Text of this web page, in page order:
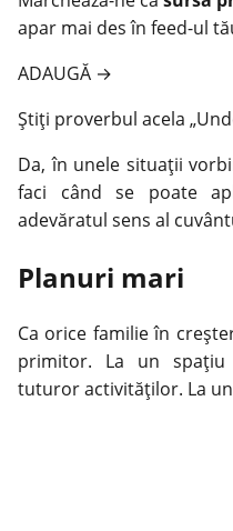
apar mai des în feed-ul
ADAUGĂ →
Ştiţi proverbul acela
Da, în unele situaţii
faci când se poate
adevăratul sens al
Planuri mari
Ca orice familie în
primitor. La un spaţiu
tuturor activităţilor. La